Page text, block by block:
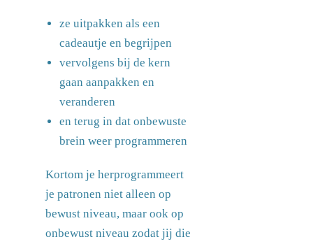
ze uitpakken als een
cadeautje en begrijpen
vervolgens bij de kern
gaan aanpakken en
veranderen
en terug in dat onbewuste
brein weer programmeren
Kortom je herprogrammeert
je patronen niet alleen op
bewust niveau, maar ook op
onbewust niveau zodat jij die